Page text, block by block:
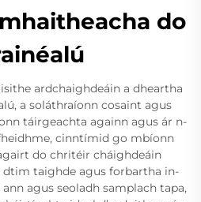
do
ardchaighdeáin a dheartha
a soláthraíonn cosaint agus
táirgeachta againn agus ár n-
cinntímid go mbíonn
do chritéir cháighdeáin
dtim taighde agus forbartha in-
agus seoladh samplach tapa,